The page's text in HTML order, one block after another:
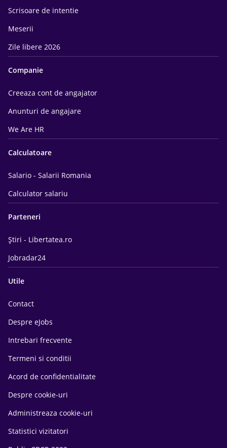
Scrisoare de intentie
Meserii
Zile libere 2026
Companie
Creeaza cont de angajator
Anunturi de angajare
We Are HR
Calculatoare
Salario - Salarii Romania
Calculator salariu
Parteneri
Știri - Libertatea.ro
Jobradar24
Utile
Contact
Despre eJobs
Intrebari frecvente
Termeni si conditii
Acord de confidentialitate
Despre cookie-uri
Administreaza cookie-uri
Statistici vizitatori